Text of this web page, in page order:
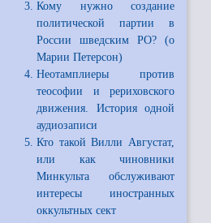
Кому нужно создание
политической партии в
России шведским РО? (о
Марии Петерсон)
Неотамплиеры против
теософии и рериховского
движения. История одной
аудиозаписи
Кто такой Вилли Августат,
или как чиновники
Минкульта обслуживают
интересы иностранных
оккультных сект